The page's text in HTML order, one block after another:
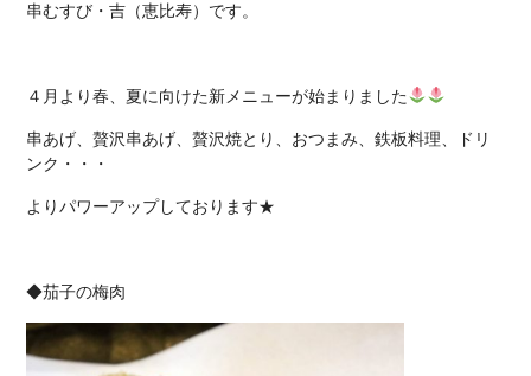
串むすび・吉（恵比寿）です。
４月より春、夏に向けた新メニューが始まりました
串あげ、贅沢串あげ、贅沢焼とり、おつまみ、鉄板料理、ドリ
ンク・・・
よりパワーアップしております★
◆茄子の梅肉